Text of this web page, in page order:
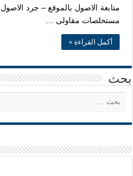
متابعة الاصول بالموقع – جرد
مستخلصات مقاولى …
أكمل القراءة »
بحث